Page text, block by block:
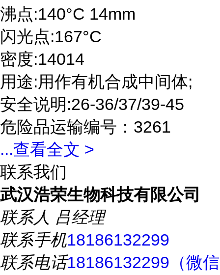
沸点:140°C 14mm
闪光点:167°C
密度:14014
用途:用作有机合成中间体;
安全说明:26-36/37/39-45
危险品运输编号：3261
...查看全文 >
联系我们
武汉浩荣生物科技有限公司
联系人 吕经理
联系手机18186132299
联系电话18186132299（微信